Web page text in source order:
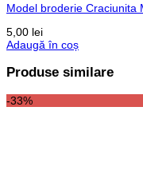
Model broderie Craciunita
5,00 lei
Adaugă în coș
Produse similare
-33%